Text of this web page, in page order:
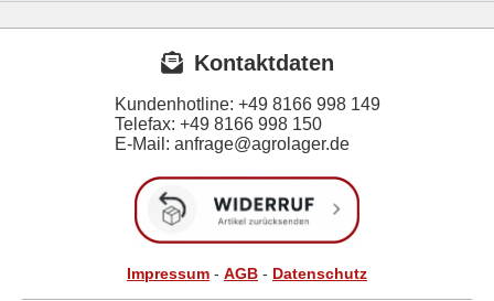
Kontaktdaten
Kundenhotline: +49 8166 998 149
Telefax: +49 8166 998 150
E-Mail: anfrage@agrolager.de
Impressum - AGB - Datenschutz